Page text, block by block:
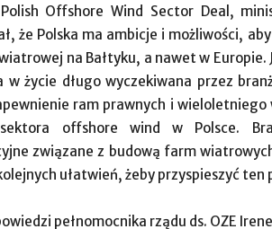
Polish Offshore Wind Sector Deal,
że Polska ma ambicje i możliwości,
na Bałtyku, a nawet w
w życie długo wyczekiwana przez
ram prawnych i
offshore wind w Polsce.
związane z budową farm
ułatwień, żeby przyspieszyć ten
pełnomocnika rządu ds. OZE